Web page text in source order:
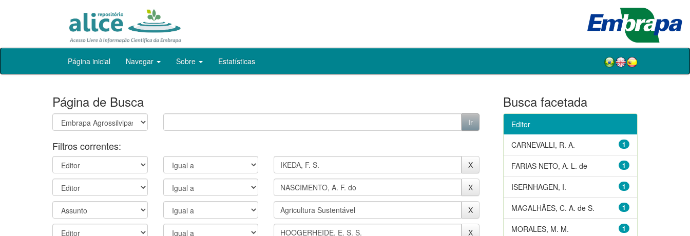
Skip
Página inicial Navegar Sobre Estatísticas
Página de Busca
Filtros correntes:
Busca facetada
Editor
1
CARNEVALLI, R. A.
1
FARIAS NETO, A. L. de
1
ISERNHAGEN, I.
1
MAGALHÃES, C. A. de S.
1
MORALES, M. M.